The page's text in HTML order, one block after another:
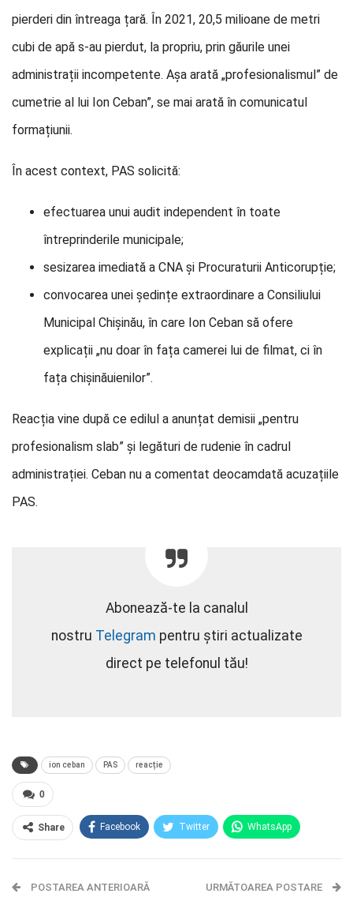
pierderi din întreaga țară. În 2021, 20,5 milioane de metri
cubi de apă s-au pierdut, la propriu, prin găurile unei
administrații incompetente. Așa arată „profesionalismul” de
cumetrie al lui Ion Ceban”, se mai arată în comunicatul
formațiunii.
În acest context, PAS solicită:
efectuarea unui audit independent în toate
întreprinderile municipale;
sesizarea imediată a CNA și Procuraturii Anticorupție;
convocarea unei ședințe extraordinare a Consiliului
Municipal Chișinău, în care Ion Ceban să ofere
explicații „nu doar în fața camerei lui de filmat, ci în
fața chișinăuienilor”.
Reacția vine după ce edilul a anunțat demisii „pentru
profesionalism slab” și legături de rudenie în cadrul
administrației. Ceban nu a comentat deocamdată acuzațiile
PAS.
Abonează-te la canalul
nostru Telegram pentru știri actualizate
direct pe telefonul tău!
ion ceban PAS reacție
0
Share Facebook Twitter WhatsApp
Telegram OK.ru
POSTAREA ANTERIOARĂ URMĂTOAREA POSTARE